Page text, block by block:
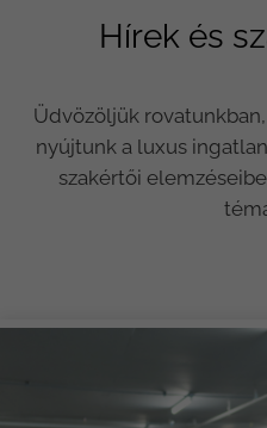
Hírek és
Üdvözöljük
nyújtunk a luxus
szakértői